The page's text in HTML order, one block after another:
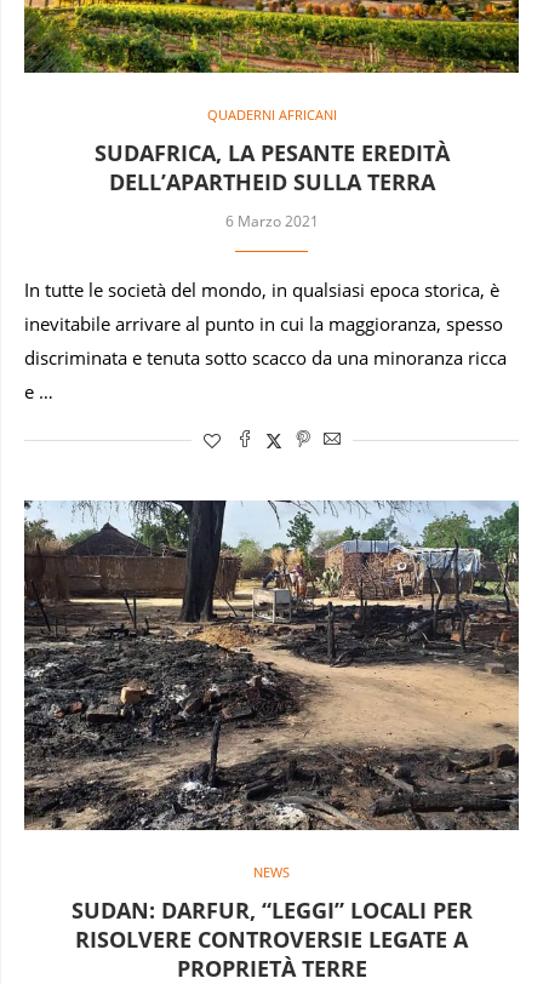
QUADERNI AFRICANI
SUDAFRICA, LA PESANTE EREDITÀ
DELL’APARTHEID SULLA TERRA
6 Marzo 2021
In tutte le società del mondo, in qualsiasi epoca storica, è
inevitabile arrivare al punto in cui la maggioranza, spesso
discriminata e tenuta sotto scacco da una minoranza ricca
e …
NEWS
SUDAN: DARFUR, “LEGGI” LOCALI PER
RISOLVERE CONTROVERSIE LEGATE A
PROPRIETÀ TERRE